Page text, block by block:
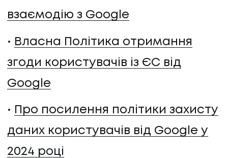
взаємодію з Google
Власна Політика отримання
згоди користувачів із ЄС від
Google
Про посилення політики захисту
даних користувачів від Google у
2024 році